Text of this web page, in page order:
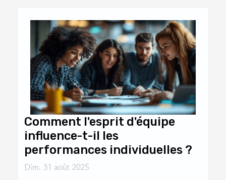
Comment l'esprit d'équipe
influence-t-il les
performances individuelles ?
Dim. 31 août 2025